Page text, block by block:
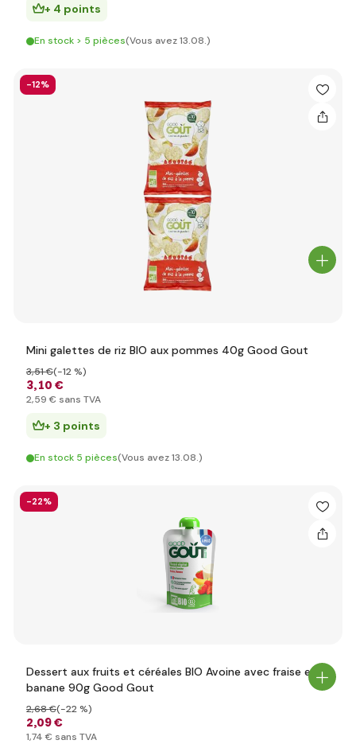
+ 4 points
En stock > 5 pièces(Vous avez 13.08.)
-12%
Mini galettes de riz BIO aux pommes 40g Good Gout
3,10 €
3,51 €(-12 %)
2,59 € sans TVA
+ 3 points
En stock 5 pièces(Vous avez 13.08.)
-22%
Dessert aux fruits et céréales BIO Avoine avec fraise et
banane 90g Good Gout
2,09 €
2,68 €(-22 %)
1,74 € sans TVA